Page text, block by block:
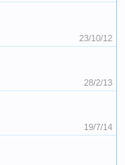
23/10/12
28/2/13
19/7/14